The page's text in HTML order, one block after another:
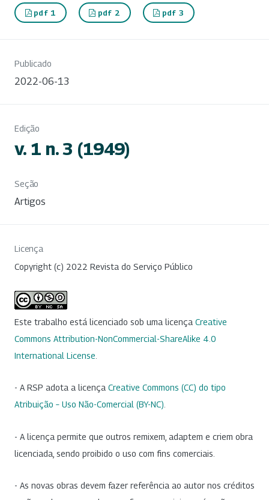
pdf 1 pdf 2 pdf 3
Publicado
2022-06-13
Edição
v. 1 n. 3 (1949)
Seção
Artigos
Licença
Copyright (c) 2022 Revista do Serviço Público
Este trabalho está licenciado sob uma licença Creative
Commons Attribution-NonCommercial-ShareAlike 4.0
International License
- A RSP adota a licença Creative Commons (CC) do tipo
Atribuição – Uso Não-Comercial (BY-NC)
- A licença permite que outros remixem, adaptem e criem obra
licenciada, sendo proibido o uso com fins comerciais.
- As novas obras devem fazer referência ao autor nos créditos